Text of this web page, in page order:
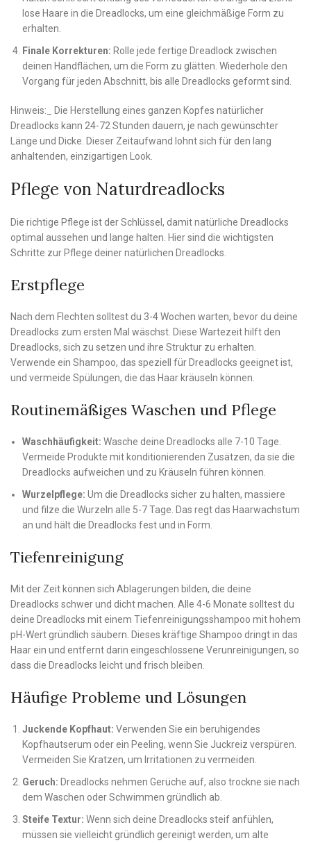
lose Haare in die Dreadlocks, um eine gleichmäßige Form zu
erhalten.
Finale Korrekturen: Rolle jede fertige Dreadlock zwischen
deinen Handflächen, um die Form zu glätten. Wiederhole den
Vorgang für jeden Abschnitt, bis alle Dreadlocks geformt sind.
Hinweis:_ Die Herstellung eines ganzen Kopfes natürlicher
Dreadlocks kann 24-72 Stunden dauern, je nach gewünschter
Länge und Dicke. Dieser Zeitaufwand lohnt sich für den lang
anhaltenden, einzigartigen Look.
Pflege von Naturdreadlocks
Die richtige Pflege ist der Schlüssel, damit natürliche Dreadlocks
optimal aussehen und lange halten. Hier sind die wichtigsten
Schritte zur Pflege deiner natürlichen Dreadlocks.
Erstpflege
Nach dem Flechten solltest du 3-4 Wochen warten, bevor du deine
Dreadlocks zum ersten Mal wäschst. Diese Wartezeit hilft den
Dreadlocks, sich zu setzen und ihre Struktur zu erhalten.
Verwende ein Shampoo, das speziell für Dreadlocks geeignet ist,
und vermeide Spülungen, die das Haar kräuseln können.
Routinemäßiges Waschen und Pflege
Waschhäufigkeit: Wasche deine Dreadlocks alle 7-10 Tage.
Vermeide Produkte mit konditionierenden Zusätzen, da sie die
Dreadlocks aufweichen und zu Kräuseln führen können.
Wurzelpflege: Um die Dreadlocks sicher zu halten, massiere
und filze die Wurzeln alle 5-7 Tage. Das regt das Haarwachstum
an und hält die Dreadlocks fest und in Form.
Tiefenreinigung
Mit der Zeit können sich Ablagerungen bilden, die deine
Dreadlocks schwer und dicht machen. Alle 4-6 Monate solltest du
deine Dreadlocks mit einem Tiefenreinigungsshampoo mit hohem
pH-Wert gründlich säubern. Dieses kräftige Shampoo dringt in das
Haar ein und entfernt darin eingeschlossene Verunreinigungen, so
dass die Dreadlocks leicht und frisch bleiben.
Häufige Probleme und Lösungen
Juckende Kopfhaut: Verwenden Sie ein beruhigendes
Kopfhautserum oder ein Peeling, wenn Sie Juckreiz verspüren.
Vermeiden Sie Kratzen, um Irritationen zu vermeiden.
Geruch: Dreadlocks nehmen Gerüche auf, also trockne sie nach
dem Waschen oder Schwimmen gründlich ab.
Steife Textur: Wenn sich deine Dreadlocks steif anfühlen,
müssen sie vielleicht gründlich gereinigt werden, um alte